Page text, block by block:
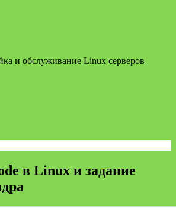
и обслуживание Linux серверов
в Linux и задание